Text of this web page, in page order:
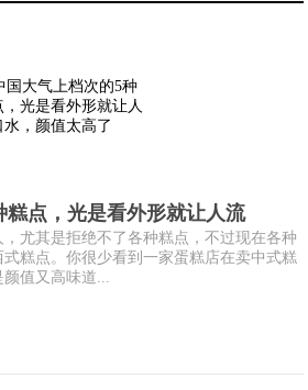
糕点，光是看外形就让人流
尤其是拒绝不了各种糕点，不过现在各种
糕点。你很少看到一家蛋糕店在卖中式糕
值又高味道...